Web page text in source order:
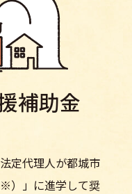
補助金
定代理人が都城市
）」に進学して奨